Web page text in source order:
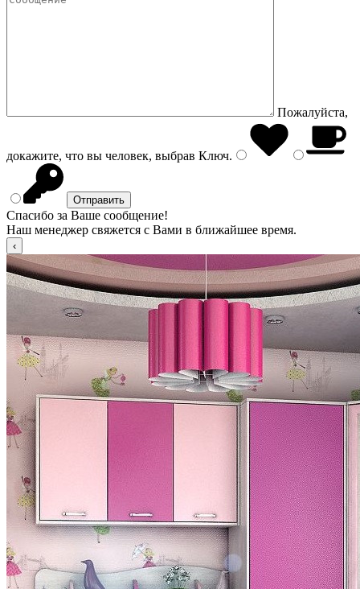
Пожалуйста,
докажите, что вы человек, выбрав Ключ.
Спасибо за Ваше сообщение!
Наш менеджер свяжется с Вами в ближайшее время.